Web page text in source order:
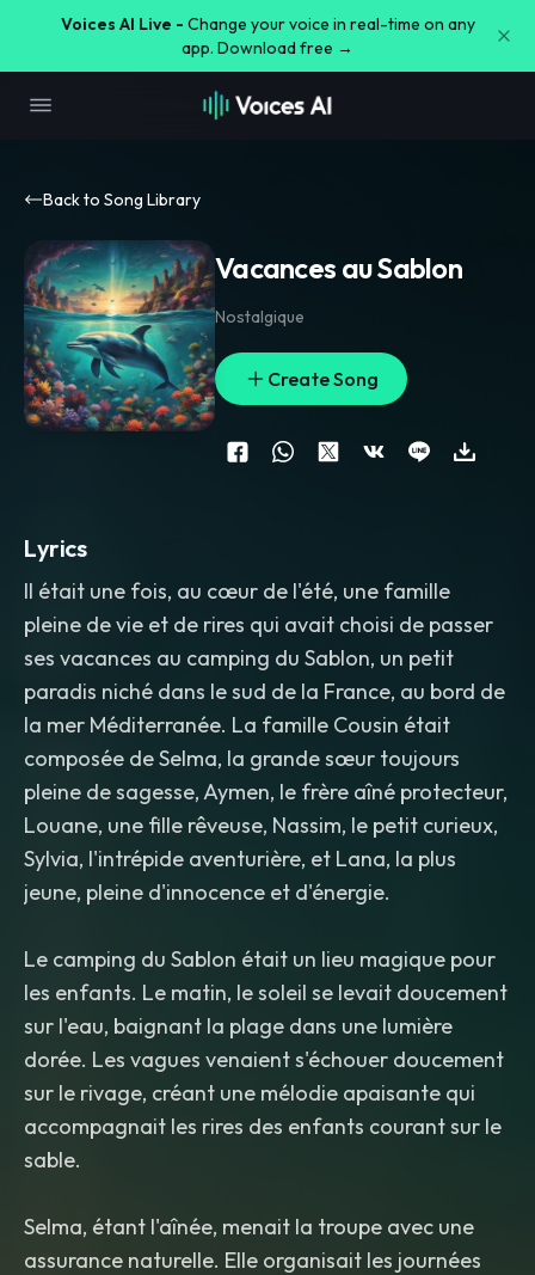
Voices AI Live - Change your voice in real-time on any
app. Download free →
Back to Song Library
Vacances au Sablon
Nostalgique
Create Song
Lyrics
Il était une fois, au cœur de l'été, une famille
pleine de vie et de rires qui avait choisi de passer
ses vacances au camping du Sablon, un petit
paradis niché dans le sud de la France, au bord de
la mer Méditerranée. La famille Cousin était
composée de Selma, la grande sœur toujours
pleine de sagesse, Aymen, le frère aîné protecteur,
Louane, une fille rêveuse, Nassim, le petit curieux,
Sylvia, l'intrépide aventurière, et Lana, la plus
jeune, pleine d'innocence et d'énergie.
Le camping du Sablon était un lieu magique pour
les enfants. Le matin, le soleil se levait doucement
sur l'eau, baignant la plage dans une lumière
dorée. Les vagues venaient s'échouer doucement
sur le rivage, créant une mélodie apaisante qui
accompagnait les rires des enfants courant sur le
sable.
Selma, étant l'aînée, menait la troupe avec une
assurance naturelle. Elle organisait les journées